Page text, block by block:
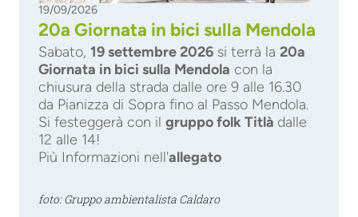
19/09/2026
20a Giornata in bici sulla Mendola
Sabato, 19 settembre 2026 si terrà la 20a
Giornata in bici sulla Mendola con la
chiusura della strada dalle ore 9 alle 16.30
da Pianizza di Sopra fino al Passo Mendola.
Si festeggerà con il gruppo folk Titlà dalle
12 alle 14!
Più Informazioni nell'allegato
foto: Gruppo ambientalista Caldaro